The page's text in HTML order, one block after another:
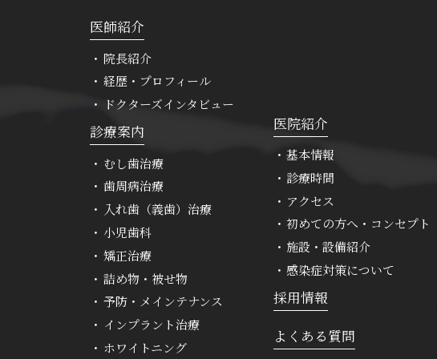
医師紹介
院長紹介
経歴・プロフィール
ドクターズインタビュー
診療案内
むし歯治療
歯周病治療
入れ歯（義歯）治療
小児歯科
矯正治療
詰め物・被せ物
予防・メインテナンス
インプラント治療
ホワイトニング
医院紹介
基本情報
診療時間
アクセス
初めての方へ・コンセプト
施設・設備紹介
感染症対策について
採用情報
よくある質問